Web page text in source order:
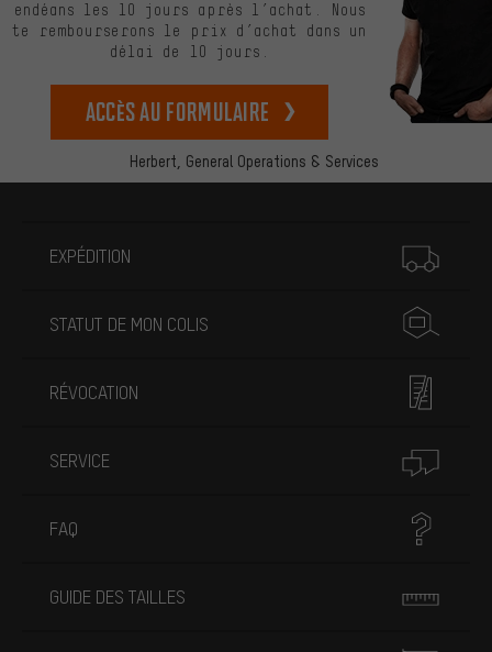
Herbert, General Operations & Services
endéans les 10 jours après l’achat. Nous
te rembourserons le prix d’achat dans un
délai de 10 jours.
Accès au formulaire
EXPÉDITION
STATUT DE MON COLIS
RÉVOCATION
SERVICE
FAQ
GUIDE DES TAILLES